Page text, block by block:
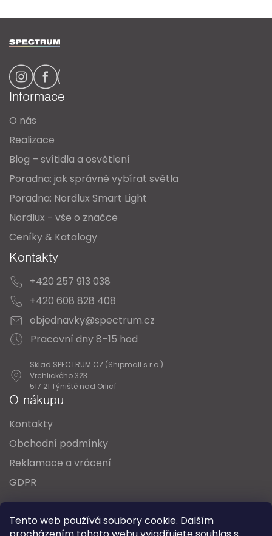
Tento web používá soubory cookie. Dalším
Informace
O nás
Realizace
Blog – svítidla a osvětlení
Poradna: jak správně vybírat světla
Poradna: Nordlux Smart Light
Nordlux - vše o značce
Ceníky & Katalogy
Kontakty
+420 257 913 038
+420 608 828 408
objednavky@spectrum.cz
Pracovní dny 8–15 hod
Sklad SPECTRUM CZ (Shipmall s.r.o.)
Vrchlického 323
517 21 Týniště nad Orlicí
O nákupu
Kontakty
Obchodní podmínky
Reklamace a vrácení
GDPR
Oblíbené série svítidel: Nordlux Alton
Nordlux Milford Nordlux Oja Nordlux Ellen